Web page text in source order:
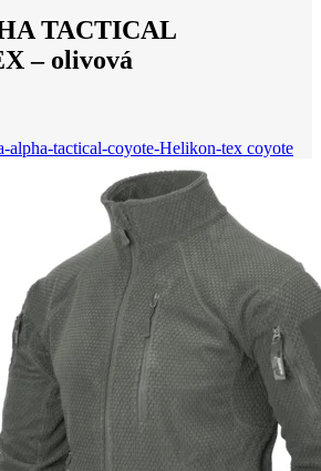
TACTICAL
– olivová
coyote